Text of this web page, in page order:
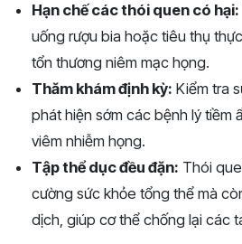
Hạn chế các thói quen có hại:
uống rượu bia hoặc tiêu thụ
tổn thương niêm mạc họng.
Thăm khám định kỳ: Kiểm tra
phát hiện sớm các bệnh lý tiềm
viêm nhiễm họng.
Tập thể dục đều đặn: Thói
cường sức khỏe tổng thể mà
dịch, giúp cơ thể chống lại các